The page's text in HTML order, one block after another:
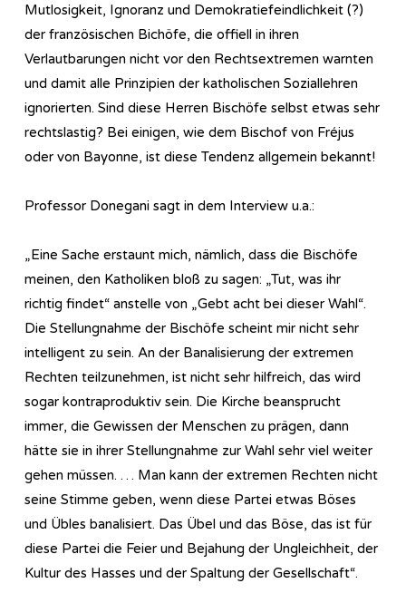
Mutlosigkeit, Ignoranz und Demokratiefeindlichkeit (?)
der französischen Bichöfe, die offiell in ihren
Verlautbarungen nicht vor den Rechtsextremen warnten
und damit alle Prinzipien der katholischen Soziallehren
ignorierten. Sind diese Herren Bischöfe selbst etwas sehr
rechtslastig? Bei einigen, wie dem Bischof von Fréjus
oder von Bayonne, ist diese Tendenz allgemein bekannt!
Professor Donegani sagt in dem Interview u.a.:
„Eine Sache erstaunt mich, nämlich, dass die Bischöfe
meinen, den Katholiken bloß zu sagen: „Tut, was ihr
richtig findet“ anstelle von „Gebt acht bei dieser Wahl“.
Die Stellungnahme der Bischöfe scheint mir nicht sehr
intelligent zu sein. An der Banalisierung der extremen
Rechten teilzunehmen, ist nicht sehr hilfreich, das wird
sogar kontraproduktiv sein. Die Kirche beansprucht
immer, die Gewissen der Menschen zu prägen, dann
hätte sie in ihrer Stellungnahme zur Wahl sehr viel weiter
gehen müssen. … Man kann der extremen Rechten nicht
seine Stimme geben, wenn diese Partei etwas Böses
und Übles banalisiert. Das Übel und das Böse, das ist für
diese Partei die Feier und Bejahung der Ungleichheit, der
Kultur des Hasses und der Spaltung der Gesellschaft“.